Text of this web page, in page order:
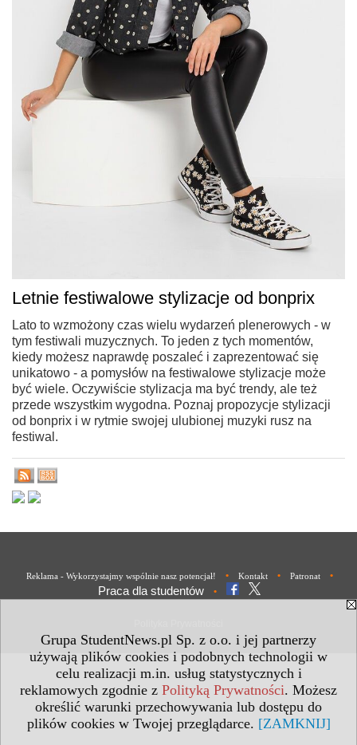
Grupa StudentNews.pl Sp. z o.o. i jej partnerzy
używają plików cookies i podobnych technologii w
celu realizacji m.in. usług statystycznych i
reklamowych zgodnie z Polityką Prywatności. Możesz
określić warunki przechowywania lub dostępu do
plików cookies w Twojej przeglądarce. [ZAMKNIJ]
Letnie festiwalowe stylizacje od bonprix
Lato to wzmożony czas wielu wydarzeń plenerowych - w
tym festiwali muzycznych. To jeden z tych momentów,
kiedy możesz naprawdę poszaleć i zaprezentować się
unikatowo - a pomysłów na festiwalowe stylizacje może
być wiele. Oczywiście stylizacja ma być trendy, ale też
przede wszystkim wygodna. Poznaj propozycje stylizacji
od bonprix i w rytmie swojej ulubionej muzyki rusz na
festiwal.
Reklama - Wykorzystajmy wspólnie nasz potencjał! • Kontakt • Patronat •
Praca dla studentów •